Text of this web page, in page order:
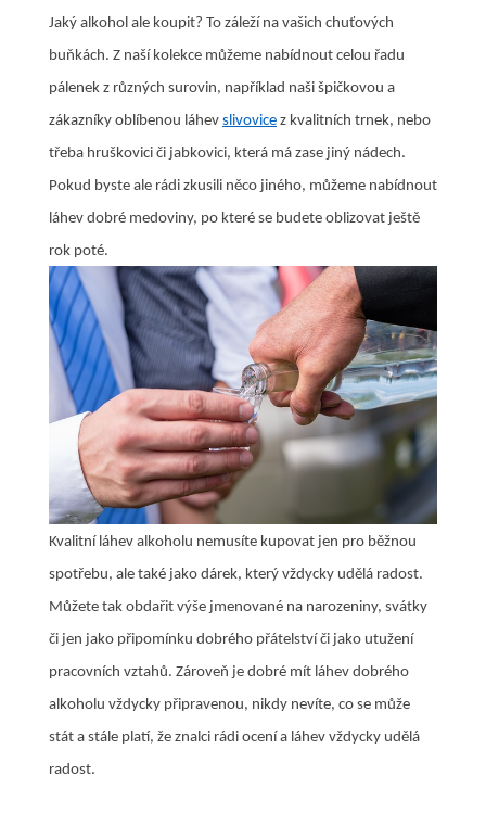
Jaký alkohol ale koupit? To záleží na vašich chuťových
buňkách. Z naší kolekce můžeme nabídnout celou řadu
pálenek z různých surovin, například naši špičkovou a
zákazníky oblíbenou láhev slivovice z kvalitních trnek, nebo
třeba hruškovici či jabkovici, která má zase jiný nádech.
Pokud byste ale rádi zkusili něco jiného, můžeme nabídnout
láhev dobré medoviny, po které se budete oblizovat ještě
rok poté.
Kvalitní láhev alkoholu nemusíte kupovat jen pro běžnou
spotřebu, ale také jako dárek, který vždycky udělá radost.
Můžete tak obdařit výše jmenované na narozeniny, svátky
či jen jako připomínku dobrého přátelství či jako utužení
pracovních vztahů. Zároveň je dobré mít láhev dobrého
alkoholu vždycky připravenou, nikdy nevíte, co se může
stát a stále platí, že znalci rádi ocení a láhev vždycky udělá
radost.